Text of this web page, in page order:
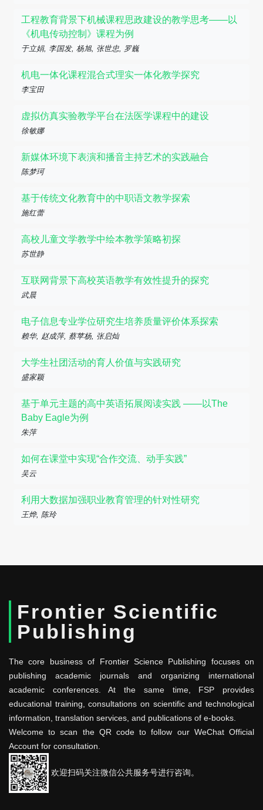
工程教育背景下机械课程思政建设的教学思考——以
《机电传动控制》课程为例
于立娟, 李国发, 杨旭, 张世忠, 罗巍
机电一体化课程混合式理实一体化教学探究
李宝田
虚拟仿真实验教学平台在法医学课程中的建设
徐敏娜
新媒体环境下表演和播音主持艺术的实践融合
陈梦珂
基于传统文化教育中的中职语文教学探索
施红蕾
高校儿童文学教学中绘本教学策略初探
苏世静
互联网背景下高校英语教学有效性提升的探究
武晨
电子信息专业学位研究生培养质量评价体系探索
赖华, 赵成萍, 蔡苹杨, 张启灿
大学生社团活动的育人价值与实践研究
盛家颖
基于单元主题的高中英语拓展阅读实践 ——以The
Baby Eagle为例
朱萍
如何在课堂中实现“合作交流、动手实践”
吴云
利用大数据加强职业教育管理的针对性研究
王烨, 陈玲
Frontier Scientific
Publishing
The core business of Frontier Science Publishing focuses on
publishing academic journals and organizing international
academic conferences. At the same time, FSP provides
educational training, consultations on scientific and technological
information, translation services, and publications of e-books.
Welcome to scan the QR code to follow our WeChat Official
Account for consultation.
欢迎扫码关注微信公共服务号进行咨询。